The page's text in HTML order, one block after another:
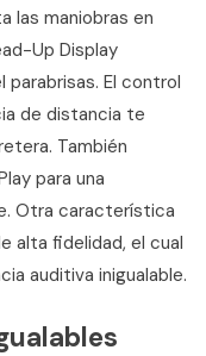
las maniobras en
Up Display
El control
de distancia te
También
para una
Otra característica
alta fidelidad, el cual
auditiva inigualable.